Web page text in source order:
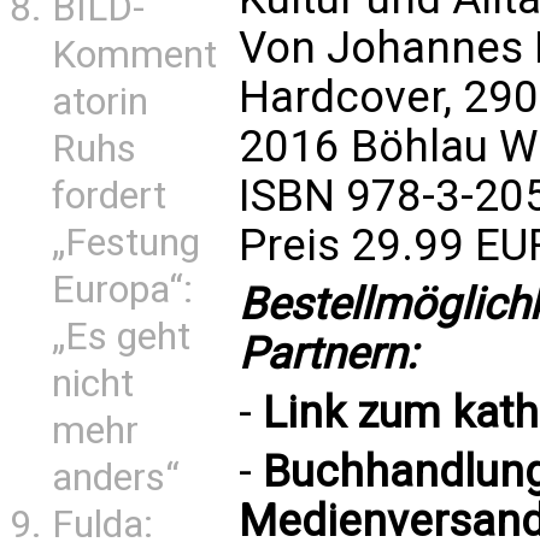
Komment
atorin
Ruhs
fordert
„Festung
Europa“:
„Es geht
nicht
mehr
anders“
Fulda:
Von Johannes
Hardcover,
2016 Böhlau
ISBN 978-3-
Preis 29.99
Partnern:
- Link zum
-